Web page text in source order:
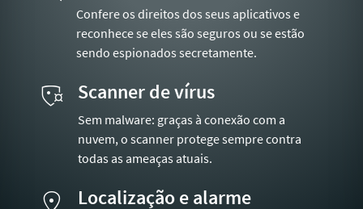
Confere os direitos dos seus aplicativos e
reconhece se eles são seguros ou se estão
sendo espionados secretamente.
Scanner de vírus
Sem malware: graças à conexão com a
nuvem, o scanner protege sempre contra
todas as ameaças atuais.
Localização e alarme